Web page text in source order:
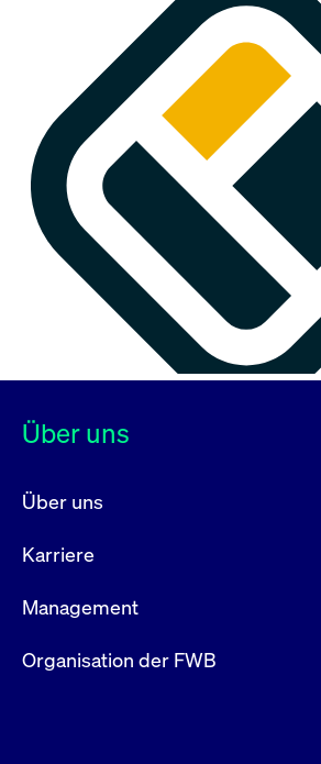
Über uns
Über uns
Karriere
Management
Organisation der FWB